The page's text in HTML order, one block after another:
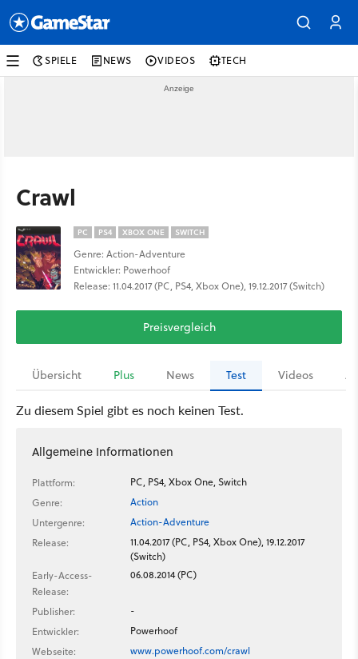
SPIELE NEWS VIDEOS TECH
Crawl
PC PS4 XBOX ONE SWITCH
Genre: Action-Adventure
Entwickler: Powerhoof
Release: 11.04.2017 (PC, PS4, Xbox One), 19.12.2017 (Switch)
Preisvergleich
Übersicht Plus News Test Videos
Zu diesem Spiel gibt es noch keinen Test.
Allgemeine Informationen
Plattform:
PC, PS4, Xbox One, Switch
Genre:
Action
Untergenre:
Action-Adventure
Release:
11.04.2017 (PC, PS4, Xbox One), 19.12.2017
(Switch)
Early-Access-
Release:
06.08.2014 (PC)
Publisher:
-
Entwickler:
Powerhoof
Webseite:
www.powerhoof.com/crawl